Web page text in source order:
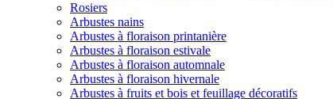
Rosiers
Arbustes nains
Arbustes à floraison printanière
Arbustes à floraison estivale
Arbustes à floraison automnale
Arbustes à floraison hivernale
Arbustes à fruits et bois et feuillage décoratifs